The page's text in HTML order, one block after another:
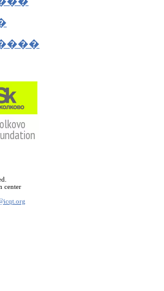
center